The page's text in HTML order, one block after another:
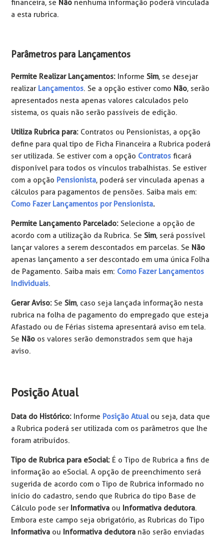
financeira, se Não nenhuma informação poderá vinculada
a esta rubrica.
Parâmetros para Lançamentos
Permite Realizar Lançamentos: Informe Sim, se desejar
realizar Lançamentos. Se a opção estiver como Não, serão
apresentados nesta apenas valores calculados pelo
sistema, os quais não serão passíveis de edição.
Utiliza Rubrica para: Contratos ou Pensionistas, a opção
define para qual tipo de Ficha Financeira a Rubrica poderá
ser utilizada. Se estiver com a opção Contratos ficará
disponível para todos os vínculos trabalhistas. Se estiver
com a opção Pensionista, poderá ser vinculada apenas a
cálculos para pagamentos de pensões. Saiba mais em:
Como Fazer Lançamentos por Pensionista.
Permite Lançamento Parcelado: Selecione a opção de
acordo com a utilização da Rubrica. Se Sim, será possível
lançar valores a serem descontados em parcelas. Se Não
apenas lançamento a ser descontado em uma única Folha
de Pagamento. Saiba mais em: Como Fazer Lançamentos
Individuais.
Gerar Aviso: Se Sim, caso seja lançada informação nesta
rubrica na folha de pagamento do empregado que esteja
Afastado ou de Férias sistema apresentará aviso em tela.
Se Não os valores serão demonstrados sem que haja
aviso.
Posição Atual
Data do Histórico: Informe Posição Atualou seja, data que
a Rubrica poderá ser utilizada com os parâmetros que lhe
foram atribuídos.
Tipo de Rubrica para eSocial: É o Tipo de Rubrica a fins de
informação ao eSocial. A opção de preenchimento será
sugerida de acordo com o Tipo de Rubrica informado no
início do cadastro, sendo que Rubrica do tipo Base de
Cálculo pode ser Informativa ou Informativa dedutora.
Embora este campo seja obrigatório, as Rubricas do Tipo
Informativa ou Informativa dedutora não serão enviadas